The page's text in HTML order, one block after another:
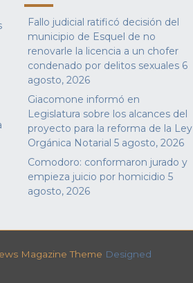
Fallo judicial ratificó decisión del
municipio de Esquel de no
renovarle la licencia a un chofer
condenado por delitos sexuales 6
agosto, 2026
Giacomone informó en
Legislatura sobre los alcances del
proyecto para la reforma de la Ley
Orgánica Notarial 5 agosto, 2026
Comodoro: conformaron jurado y
empieza juicio por homicidio 5
agosto, 2026
Magazine Theme Designed